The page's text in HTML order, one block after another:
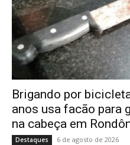
Brigando por
anos usa facão para
na cabeça em
Destaques 6 de agosto de 2026